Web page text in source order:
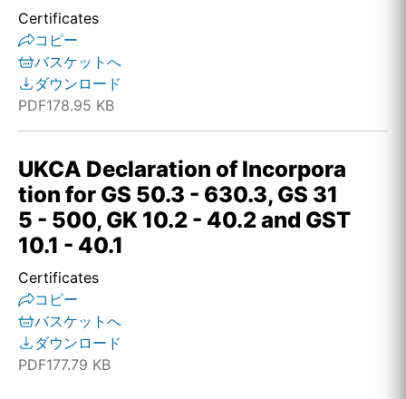
Certificates
コピー
バスケットへ
ダウンロード
PDF178.95 KB
UKCA Declaration of Incorpora
tion for GS 50.3 - 630.3, GS 31
5 - 500, GK 10.2 - 40.2 and GST
10.1 - 40.1
Certificates
コピー
バスケットへ
ダウンロード
PDF177.79 KB